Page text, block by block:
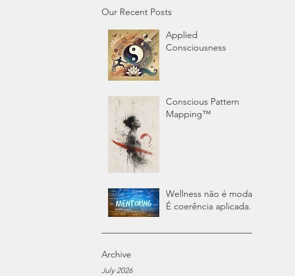
Our Recent Posts
Applied
Consciousness
Conscious Pattern
Mapping™
Wellness não é moda.
É coerência aplicada.
Archive
July 2026